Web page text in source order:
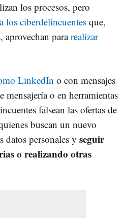
los procesos, pero
los ciberdelincuentes que,
aprovechan pararealizar
LinkedIn o con mensajes
mensajería o en herramientas
falsean las ofertas de
buscan un nuevo
datos personales y seguir
o realizando otras